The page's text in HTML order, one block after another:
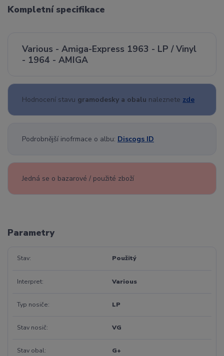
Kompletní specifikace
Various - Amiga-Express 1963 - LP / Vinyl
- 1964 - AMIGA
Hodnocení stavu gramodesky a obalu naleznete zde
Podrobnější inofrmace o albu: Discogs ID
Jedná se o bazarové / použité zboží
Parametry
Stav Použitý
Interpret Various
Typ nosiče LP
Stav nosič VG
Stav obal G+